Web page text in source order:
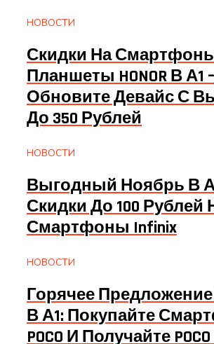
НОВОСТИ
Скидки На
Планшеты HONOR В А1 –
Обновите Девайс С
До 350 Рублей
НОВОСТИ
Выгодный Ноябрь В
Скидки До 100 Рублей
Смартфоны Infinix
НОВОСТИ
Горячее
В А1: Покупайте
POCO И Получайте POCO